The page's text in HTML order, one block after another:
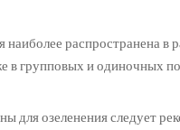
распространена в
в групповых и одиночных
для озеленения следует